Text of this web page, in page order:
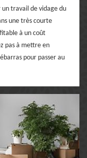
travail de vidage du
une très courte
à un coût
pas à mettre en
pour passer au